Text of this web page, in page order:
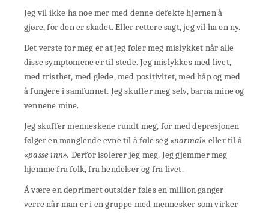
Jeg vil ikke ha noe mer med denne defekte hjernen å
gjøre, for den er skadet. Eller rettere sagt, jeg vil ha en ny.
Det verste for meg er at jeg føler meg mislykket når alle
disse symptomene er til stede. Jeg mislykkes med livet,
med tristhet, med glede, med positivitet, med håp og med
å fungere i samfunnet. Jeg skuffer meg selv, barna mine og
vennene mine.
Jeg skuffer menneskene rundt meg, for med depresjonen
følger en manglende evne til å føle seg«normal» eller til å
«passe inn». Derfor isolerer jeg meg. Jeg gjemmer meg
hjemme fra folk, fra hendelser og fra livet.
Å være en deprimert outsider føles en million ganger
verre når man er i en gruppe med mennesker som virker